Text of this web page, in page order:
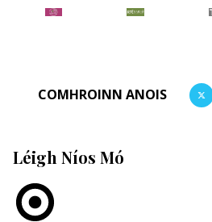
COMHROINN ANOIS
Léigh Níos Mó